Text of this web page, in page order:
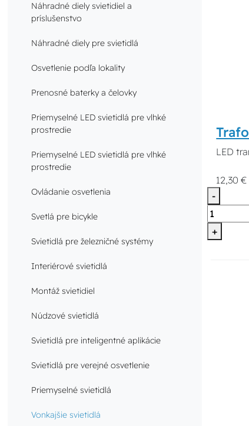
Náhradné diely svietidiel a
príslušenstvo
Náhradné diely pre svietidlá
Osvetlenie podľa lokality
Prenosné baterky a čelovky
Priemyselné LED svietidlá pre vlhké
prostredie
Priemyselné LED svietidlá pre vlhké
prostredie
Ovládanie osvetlenia
Svetlá pre bicykle
Svietidlá pre železničné systémy
Interiérové svietidlá
Montáž svietidiel
Núdzové svietidlá
Svietidlá pre inteligentné aplikácie
Svietidlá pre verejné osvetlenie
Priemyselné svietidlá
Vonkajšie svietidlá
LED
12,30 €
-
+